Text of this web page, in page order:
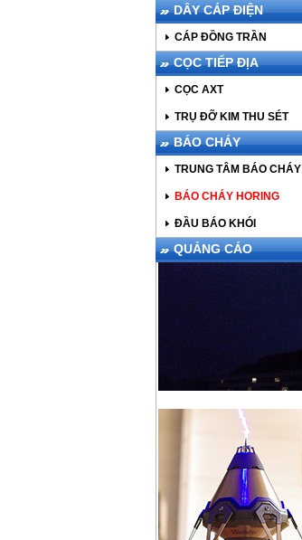
DÂY CÁP ĐIỆN
CÁP ĐỒNG TRẦN
CỌC TIẾP ĐỊA
CỌC AXT
TRỤ ĐỠ KIM THU SÉT
BÁO CHÁY
TRUNG TÂM BÁO CHÁY
BÁO CHÁY HORING
ĐẦU BÁO KHÓI
QUẢNG CÁO